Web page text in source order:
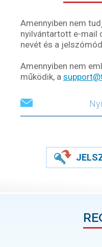
Amennyiben nem
nyilvántartott e-mail
nevét és a
Amennyiben nem
működik, a